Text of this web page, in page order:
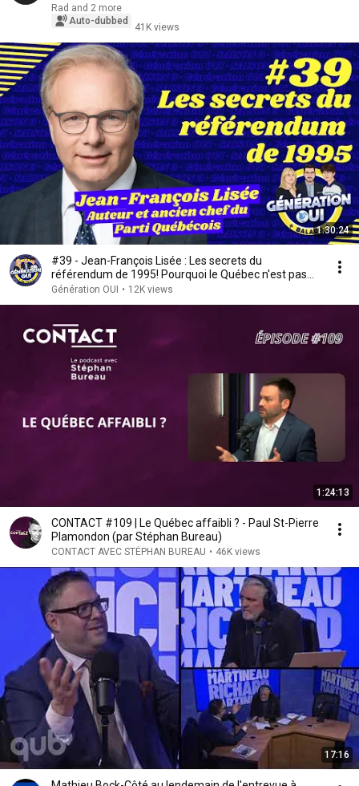
Rad and 2 more
Auto-dubbed
41K views
1:30:24
#39 - Jean-François Lisée : Les secrets du
référendum de 1995! Pourquoi le Québec n'est pas
un pays?
Génération OUI • 12K views
1:24:13
CONTACT #109 | Le Québec affaibli ? - Paul St-Pierre
Plamondon (par Stéphan Bureau)
CONTACT AVEC STÉPHAN BUREAU • 46K views
17:16